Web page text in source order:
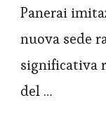
Panerai
nuova sede
significativa
del …